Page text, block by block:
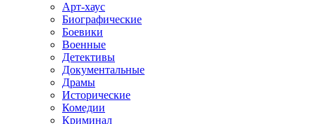
Арт-хаус
Биографические
Боевики
Военные
Детективы
Документальные
Драмы
Исторические
Комедии
Криминал